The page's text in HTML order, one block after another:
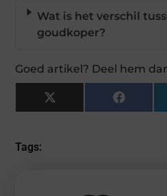
Wat is het verschil
goudkoper?
Goed artikel? Deel hem
X
(Twitter)
Tags: